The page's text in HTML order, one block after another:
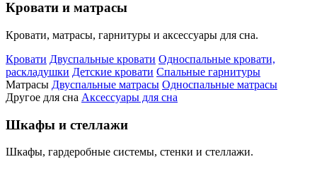
Кровати и матрасы
Кровати, матрасы, гарнитуры и аксессуары для сна.
Кровати Двуспальные кровати Односпальные кровати,
раскладушки Детские кровати Спальные гарнитуры
Матрасы Двуспальные матрасы Односпальные матрасы
Другое для сна Аксессуары для сна
Шкафы и стеллажи
Шкафы, гардеробные системы, стенки и стеллажи.